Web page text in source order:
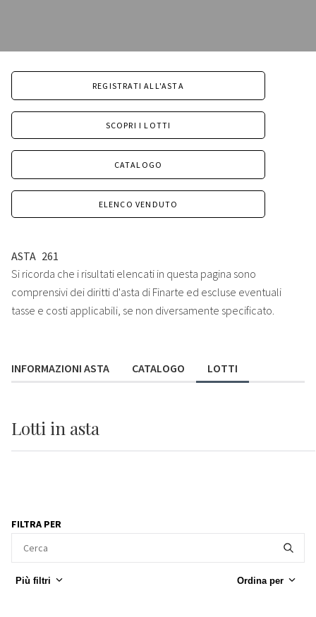
REGISTRATI ALL'ASTA
SCOPRI I LOTTI
CATALOGO
ELENCO VENDUTO
ASTA 261
Si ricorda che i risultati elencati in questa pagina sono
comprensivi dei diritti d'asta di Finarte ed escluse eventuali
tasse e costi applicabili, se non diversamente specificato.
INFORMAZIONI ASTA CATALOGO LOTTI
Lotti in asta
FILTRA PER
Più filtri Ordina per